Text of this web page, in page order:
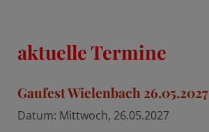
aktuelle Termine
Gaufest Wielenbach 26.05.2027
Datum: Mittwoch, 26.05.2027